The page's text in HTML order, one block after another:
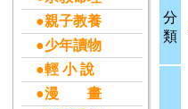
●親子教養
●少年讀物
●輕 小 說
●漫 畫
分
類